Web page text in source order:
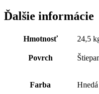
Ďalšie informácie
Hmotnosť 24,5
Povrch
Farba Hnedá